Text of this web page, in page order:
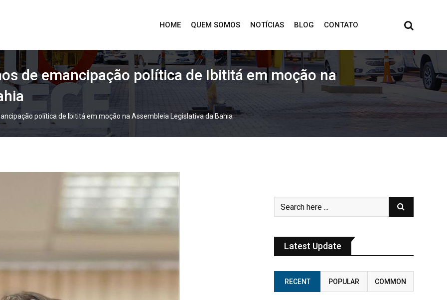
HOME QUEM SOMOS NOTÍCIAS BLOG CONTATO
de emancipação política de Ibititá em moção na
política de Ibititá em moção na Assembleia Legislativa da Bahia
Latest Update
RECENT POPULAR COMMON